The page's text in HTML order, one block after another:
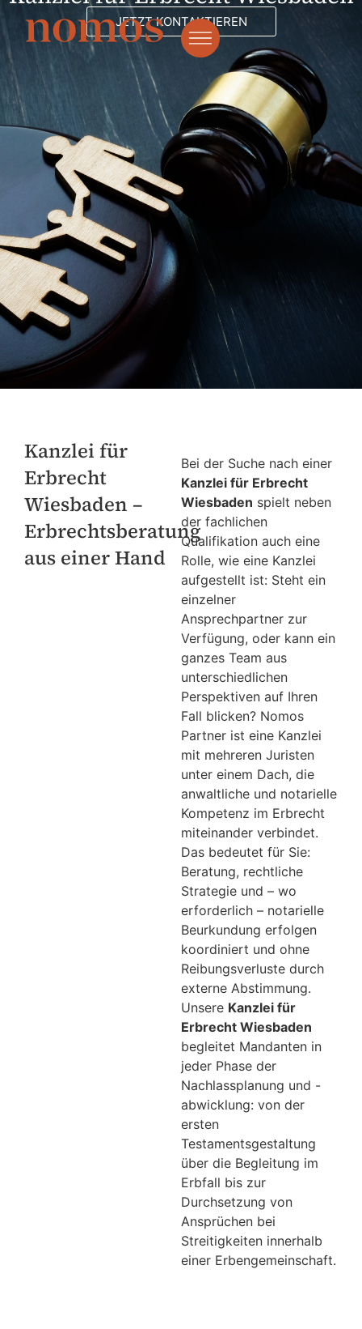
JETZT KONTAKTIEREN
Kanzlei für
Erbrecht
Wiesbaden –
Erbrechtsberatung
aus einer Hand
Bei der Suche nach einer
Kanzlei für Erbrecht
Wiesbaden spielt neben
der fachlichen
Qualifikation auch eine
Rolle, wie eine Kanzlei
aufgestellt ist: Steht ein
einzelner
Ansprechpartner zur
Verfügung, oder kann ein
ganzes Team aus
unterschiedlichen
Perspektiven auf Ihren
Fall blicken? Nomos
Partner ist eine Kanzlei
mit mehreren Juristen
unter einem Dach, die
anwaltliche und notarielle
Kompetenz im Erbrecht
miteinander verbindet.
Das bedeutet für Sie:
Beratung, rechtliche
Strategie und – wo
erforderlich – notarielle
Beurkundung erfolgen
koordiniert und ohne
Reibungsverluste durch
externe Abstimmung.
Unsere Kanzlei für
Erbrecht Wiesbaden
begleitet Mandanten in
jeder Phase der
Nachlassplanung und -
abwicklung: von der
ersten
Testamentsgestaltung
über die Begleitung im
Erbfall bis zur
Durchsetzung von
Ansprüchen bei
Streitigkeiten innerhalb
einer Erbengemeinschaft.